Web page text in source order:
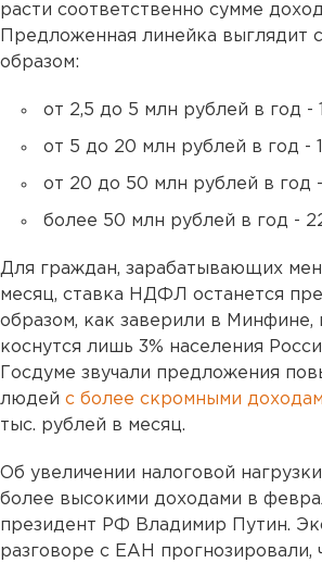
расти соответственно сумме
Предложенная линейка выглядит
образом:
от 2,5 до 5 млн рублей в год -
от 5 до 20 млн рублей в год -
от 20 до 50 млн рублей в год
более 50 млн рублей в год -
Для граждан, зарабатывающих
месяц, ставка НДФЛ останется
образом, как заверили в Минфине,
коснутся лишь 3% населения
Госдуме звучали предложения
людей с более скромными
тыс. рублей в месяц.
Об увеличении налоговой
более высокими доходами в
президент РФ Владимир Путин.
разговоре с ЕАН прогнозировали,